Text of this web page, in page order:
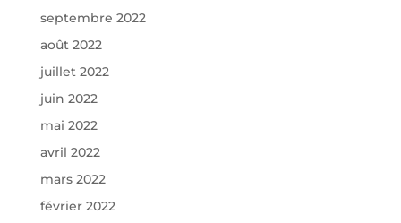
septembre 2022
août 2022
juillet 2022
juin 2022
mai 2022
avril 2022
mars 2022
février 2022